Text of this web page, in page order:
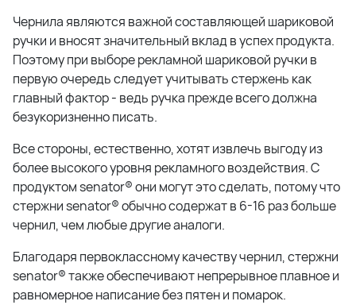
Чернила являются важной составляющей шариковой
ручки и вносят значительный вклад в успех продукта.
Поэтому при выборе рекламной шариковой ручки в
первую очередь следует учитывать стержень как
главный фактор - ведь ручка прежде всего должна
безукоризненно писать.
Все стороны, естественно, хотят извлечь выгоду из
более высокого уровня рекламного воздействия. С
продуктом senator® они могут это сделать, потому что
стержни senator® обычно содержат в 6-16 раз больше
чернил, чем любые другие аналоги.
Благодаря первоклассному качеству чернил, стержни
senator® также обеспечивают непрерывное плавное и
равномерное написание без пятен и помарок.